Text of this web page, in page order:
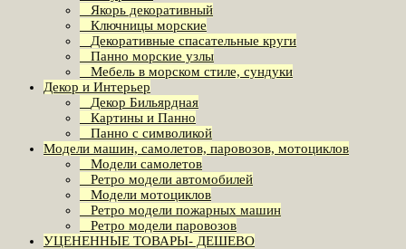
Якорь декоративный
Ключницы морские
Декоративные спасательные круги
Панно морские узлы
Мебель в морском стиле, сундуки
Декор и Интерьер
Декор Бильярдная
Картины и Панно
Панно с символикой
Модели машин, самолетов, паровозов, мотоциклов
Модели самолетов
Ретро модели автомобилей
Модели мотоциклов
Ретро модели пожарных машин
Ретро модели паровозов
УЦЕНЕННЫЕ ТОВАРЫ- ДЕШЕВО